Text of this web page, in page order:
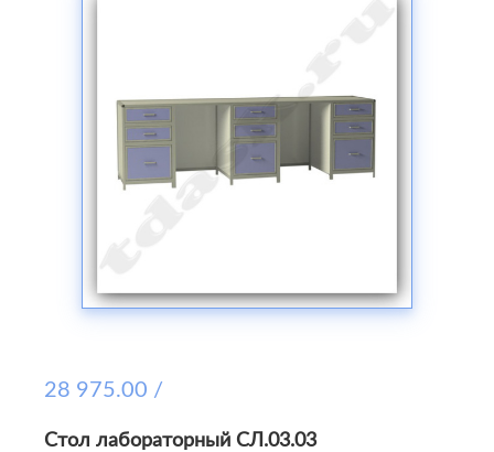
28 975.00 /
Стол лабораторный СЛ.03.03